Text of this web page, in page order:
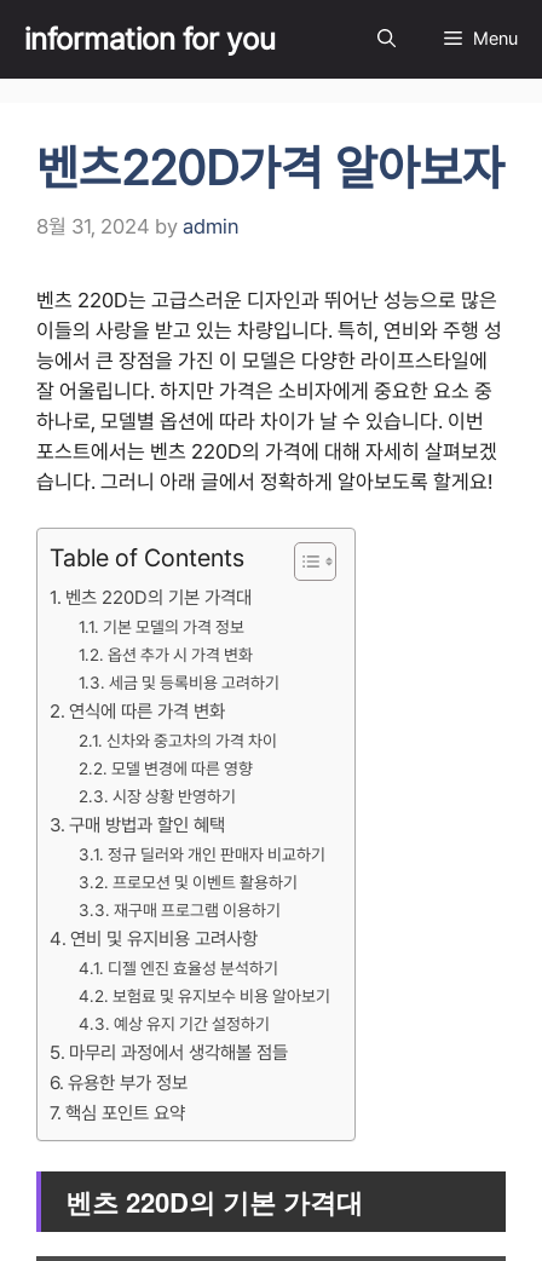
content
information for you Menu
벤츠220D가격 알아보자
8월 31, 2024 by admin
벤츠 220D는 고급스러운 디자인과 뛰어난 성능으로 많은
이들의 사랑을 받고 있는 차량입니다. 특히, 연비와 주행 성
능에서 큰 장점을 가진 이 모델은 다양한 라이프스타일에
잘 어울립니다. 하지만 가격은 소비자에게 중요한 요소 중
하나로, 모델별 옵션에 따라 차이가 날 수 있습니다. 이번
포스트에서는 벤츠 220D의 가격에 대해 자세히 살펴보겠
습니다. 그러니 아래 글에서 정확하게 알아보도록 할게요!
Table of Contents
벤츠 220D의 기본 가격대
기본 모델의 가격 정보
옵션 추가 시 가격 변화
세금 및 등록비용 고려하기
연식에 따른 가격 변화
신차와 중고차의 가격 차이
모델 변경에 따른 영향
시장 상황 반영하기
구매 방법과 할인 혜택
정규 딜러와 개인 판매자 비교하기
프로모션 및 이벤트 활용하기
재구매 프로그램 이용하기
연비 및 유지비용 고려사항
디젤 엔진 효율성 분석하기
보험료 및 유지보수 비용 알아보기
예상 유지 기간 설정하기
마무리 과정에서 생각해볼 점들
유용한 부가 정보
핵심 포인트 요약
벤츠 220D의 기본 가격대